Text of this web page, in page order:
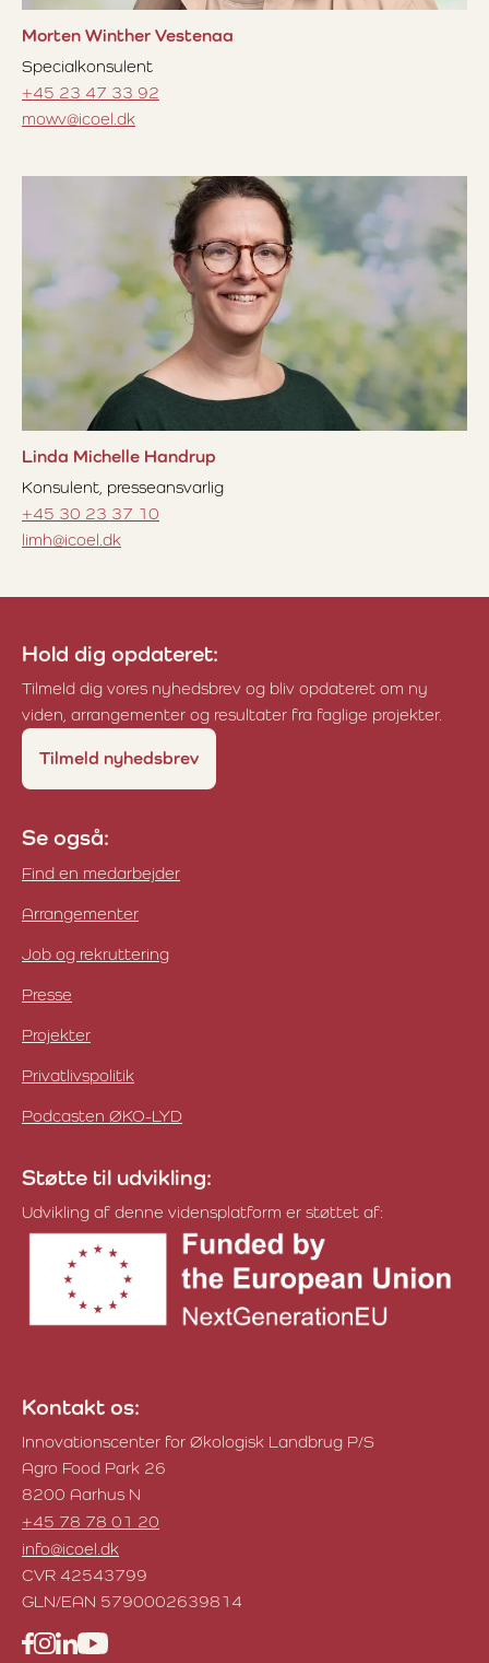
Morten Winther Vestenaa
Specialkonsulent
+45 23 47 33 92
mowv@icoel.dk
Læs mere om Linda Michelle Handrup
Linda Michelle Handrup
Konsulent, presseansvarlig
+45 30 23 37 10
limh@icoel.dk
Hold dig opdateret:
Tilmeld dig vores nyhedsbrev og bliv opdateret om ny
viden, arrangementer og resultater fra faglige projekter.
Tilmeld nyhedsbrev
Se også:
Find en medarbejder
Arrangementer
Job og rekruttering
Presse
Projekter
Privatlivspolitik
Podcasten ØKO-LYD
Støtte til udvikling:
Udvikling af denne vidensplatform er støttet af:
Kontakt os:
Innovationscenter for Økologisk Landbrug P/S
Agro Food Park 26
8200 Aarhus N
+45 78 78 01 20
info@icoel.dk
CVR 42543799
GLN/EAN 5790002639814
Facebook
Instagram
LinkedInYouTube